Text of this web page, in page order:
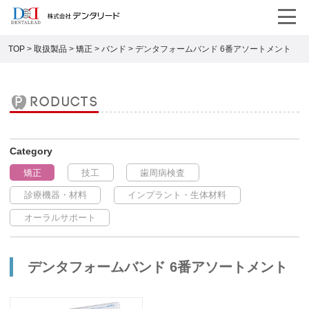
TOP> 取扱製品> 矯正 > バンド > デンタフォームバンド 6番アソートメント
products
矯正 技工 歯周病検査
診療機器・材料 インプラント・生体材料
オーラルサポート
デンタフォームバンド 6番アソートメント